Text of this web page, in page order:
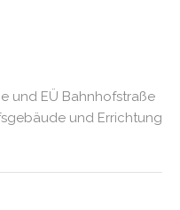
und EÜ Bahnhofstraße
und Errichtung